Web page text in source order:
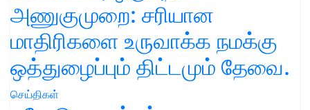
அணுகுமுறை: சரியான
மாதிரிகளை உருவாக்க நமக்கு
ஒத்துழைப்பும் திட்டமும் தேவை.
செய்திகள்